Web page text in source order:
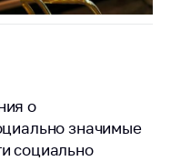
о
значимые
социально